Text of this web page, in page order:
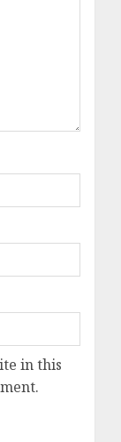
in this